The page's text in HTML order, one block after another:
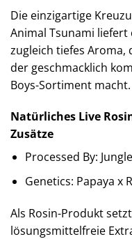
Die einzigartige
Animal Tsunami
zugleich tiefes Aroma,
der geschmacklich
Boys-Sortiment macht.
Natürliches Live
Zusätze
Processed By:
Genetics: Papaya x
Als Rosin-Produkt
lösungsmittelfreie